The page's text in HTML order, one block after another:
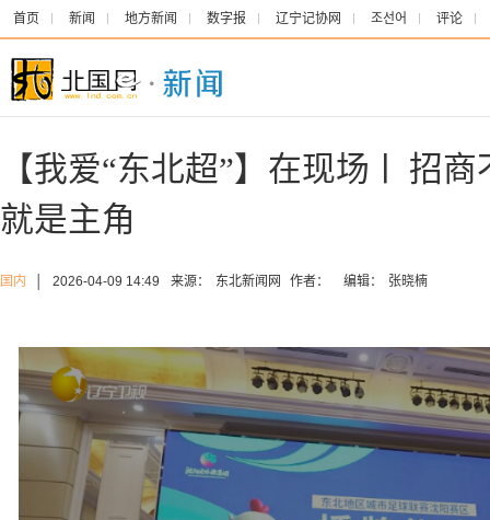
首页 新闻 地方新闻 数字报 辽宁记协网 조선어 评论
【我爱“东北超”】在现场ㅣ 招
就是主角
国内 2026-04-09 14:49 来源： 东北新闻网 作者： 编辑： 张晓楠